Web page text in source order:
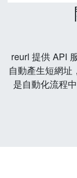
reurl 提供 API
自動產生短網址
是自動化流程